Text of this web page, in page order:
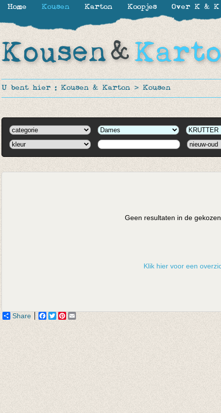
U bent hier : Kousen & Karton > Kousen
Geen resultaten in de
Klik hier voor een
Share Facebook
TwitterPinterest
Home Kousen Karton Koopjes Over K & K